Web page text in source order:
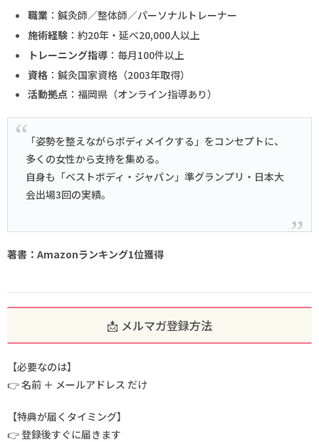
職業：鍼灸師／整体師／パーソナルトレーナー
施術経験：約20年・延べ20,000人以上
トレーニング指導：毎月100件以上
資格：鍼灸国家資格（2003年取得）
活動拠点 ：福岡県（オンライン指導あり）
「姿勢を整えながらボディメイクする」をコンセプトに、
多くの女性から支持を集める。
自身も「ベストボディ・ジャパン」準グランプリ・日本大
会出場3回の実績。
著書：Amazonランキング1位獲得
📩 メルマガ登録方法
【必要なのは】
👉 名前 ＋ メールアドレス だけ
【特典が届くタイミング】
👉 登録後すぐに届きます